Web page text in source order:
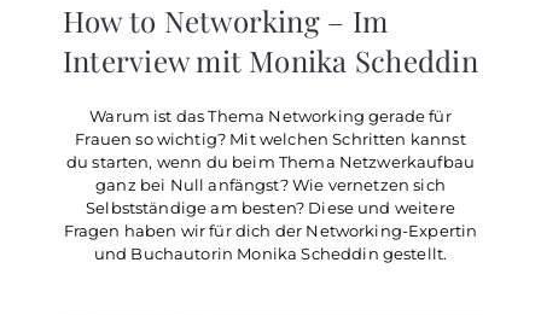
How to Networking – Im
Interview mit Monika Scheddin
Warum ist das Thema Networking gerade für
Frauen so wichtig? Mit welchen Schritten kannst
du starten, wenn du beim Thema Netzwerkaufbau
ganz bei Null anfängst? Wie vernetzen sich
Selbstständige am besten? Diese und weitere
Fragen haben wir für dich der Networking-Expertin
und Buchautorin Monika Scheddin gestellt.